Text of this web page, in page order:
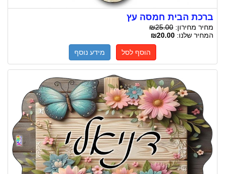
ברכת הבית חמסה עץ
מחיר מחירון: ₪25.00
המחיר שלנו: ₪20.00
הוסף לסל מידע נוסף